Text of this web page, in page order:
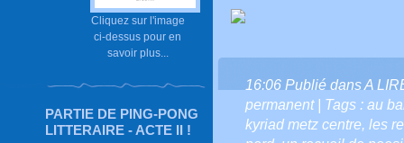
Cliquez sur l'image
ci-dessus pour en
savoir plus...
PARTIE DE PING-PONG
LITTERAIRE - ACTE II !
16:06 Publié dansA
permanent| Tags : au
kyriad metz centre, les